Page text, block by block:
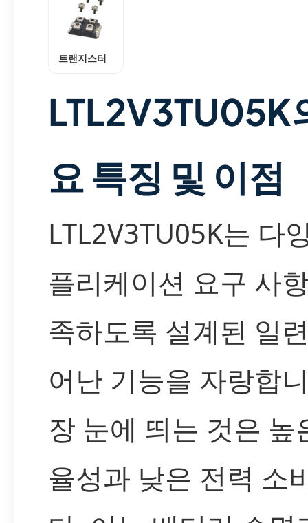
트랜지스터
LTL2V3TU05K
요 특징 및 이점
LTL2V3TU05K는 다
플리케이션 요구 사
족하도록 설계된 일
어난 기능을 자랑합
장 눈에 띄는 것은 높
율성과 낮은 전력 소